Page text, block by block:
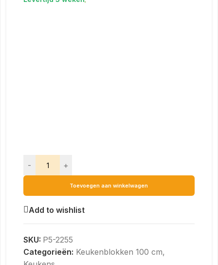
- +
Toevoegen aan winkelwagen
Add to wishlist
SKU: P5-2255
Categorieën: Keukenblokken 100 cm,